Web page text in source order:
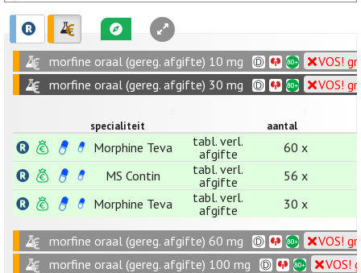
morfine oraal (gereg. afgifte) 10 mg
VOS!
morfine oraal (gereg. afgifte) 30 mg
VOS!
specialiteit aantal
Morphine Teva
tabl. verl.
afgifte
60 x
MS Contin
tabl. verl.
afgifte
56 x
Morphine Teva
tabl. verl.
afgifte
30 x
morfine oraal (gereg. afgifte) 60 mg
VOS!
morfine oraal (gereg. afgifte) 100 mg
VOS!